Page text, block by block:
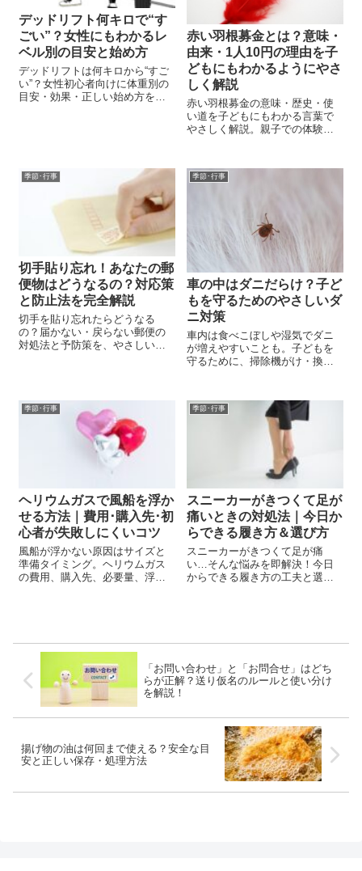
デッドリフト何キロで“す
ごい”？女性にもわかるレ
ベル別の目安と始め方
デッドリフトは何キロから“すご
い”？女性初心者向けに体重別の
目安・効果・正しい始め方をや
赤い羽根募金とは？意味・
由来・1人10円の理由を子
どもにもわかるようにやさ
しく解説
赤い羽根募金の意味・歴史・使
い道を子どもにもわかる言葉で
やさしく解説。親子での体験に
季節･行事
切手貼り忘れ！あなたの郵
便物はどうなるの？対応策
と防止法を完全解説
切手を貼り忘れたらどうなる
の？届かない・戻らない郵便の
対処法と予防策を、やさしい言
季節･行事
車の中はダニだらけ？子ど
もを守るためのやさしいダ
ニ対策
車内は食べこぼしや湿気でダニ
が増えやすいことも。子どもを
守るために、掃除機がけ・換
します。
季節･行事
ヘリウムガスで風船を浮か
せる方法｜費用･購入先･初
心者が失敗しにくいコツ
風船が浮かない原因はサイズと
準備タイミング。ヘリウムガス
の費用、購入先、必要量、浮遊
季節･行事
スニーカーがきつくて足が
痛いときの対処法｜今日か
らできる履き方＆選び方
スニーカーがきつくて足が痛
い…そんな悩みを即解決！今日
からできる履き方の工夫と選び
「お問い合わせ」と「お問合せ」はどち
らが正解？送り仮名のルールと使い分け
を解説！
揚げ物の油は何回まで使える？安全な目
安と正しい保存・処理方法